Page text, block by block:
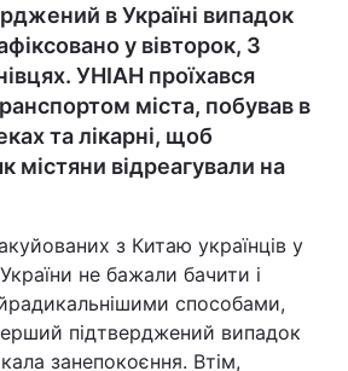
в Україні випадок
у вівторок, 3
УНІАН проїхався
міста, побував в
та лікарні, щоб
містяни відреагували на
з Китаю українців у
не бажали бачити і
способами,
підтверджений випадок
занепокоєння. Втім,